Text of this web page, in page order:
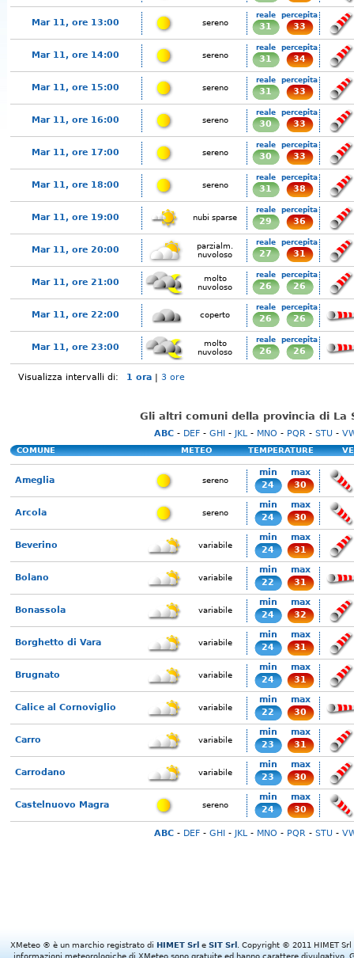
Mar 11, ore 13:00 sereno
reale
31
percepita
33
Mar 11, ore 14:00 sereno
reale
31
percepita
34
Mar 11, ore 15:00 sereno
reale
31
percepita
33
Mar 11, ore 16:00 sereno
reale
30
percepita
33
Mar 11, ore 17:00 sereno
reale
30
percepita
33
Mar 11, ore 18:00 sereno
reale
31
percepita
38
Mar 11, ore 19:00 nubi sparse
reale
29
percepita
36
Mar 11, ore 20:00
parzialm.
nuvoloso
reale
27
percepita
31
Mar 11, ore 21:00
molto
nuvoloso
reale
26
percepita
26
Mar 11, ore 22:00 coperto
reale
26
percepita
26
Mar 11, ore 23:00
molto
nuvoloso
reale
26
percepita
26
Visualizza intervalli di: 1 ora | 3 ore
Gli altri comuni della provincia di La
ABC- DEF- GHI- JKL- MNO - PQR - STU -
COMUNE METEO TEMPERATURE
Ameglia sereno
min
24
max
30
Arcola sereno
min
24
max
30
Beverino variabile
min
24
max
31
Bolano variabile
min
22
max
31
Bonassola variabile
min
24
max
32
Borghetto di Vara variabile
min
24
max
31
Brugnato variabile
min
24
max
31
Calice al Cornoviglio variabile
min
22
max
30
Carro variabile
min
23
max
31
Carrodano variabile
min
23
max
30
Castelnuovo Magra sereno
min
24
max
30
ABC- DEF- GHI- JKL- MNO - PQR - STU -
XMeteo ® è un marchio registrato di HIMET Srl e SIT Srl
. Copyright © 2011 HIMET
informazioni meteorologiche di XMeteo sono gratuite ed hanno carattere divulgativo.